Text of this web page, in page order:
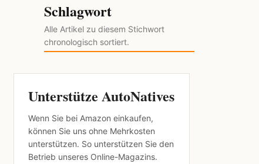
Schlagwort
Alle Artikel zu diesem Stichwort
chronologisch sortiert.
Unterstütze AutoNatives
Wenn Sie bei Amazon einkaufen,
können Sie uns ohne Mehrkosten
unterstützen. So unterstützen Sie den
Betrieb unseres Online-Magazins.